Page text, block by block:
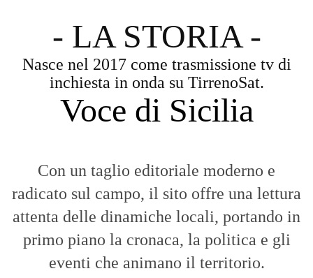
- LA STORIA -
Nasce nel 2017 come trasmissione tv di
inchiesta in onda su TirrenoSat.
Voce di Sicilia
Con un taglio editoriale moderno e
radicato sul campo, il sito offre una lettura
attenta delle dinamiche locali, portando in
primo piano la cronaca, la politica e gli
eventi che animano il territorio.